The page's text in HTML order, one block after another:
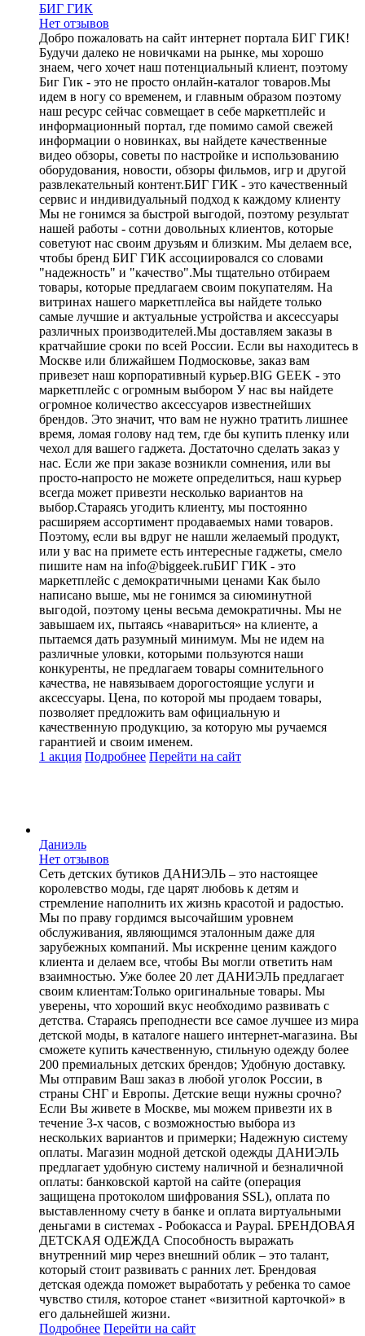
БИГ ГИК
Нет отзывов
Добро пожаловать на сайт интернет портала БИГ ГИК!
Будучи далеко не новичками на рынке, мы хорошо
знаем, чего хочет наш потенциальный клиент, поэтому
Биг Гик - это не просто онлайн-каталог товаров.Мы
идем в ногу со временем, и главным образом поэтому
наш ресурс сейчас совмещает в себе маркетплейс и
информационный портал, где помимо самой свежей
информации о новинках, вы найдете качественные
видео обзоры, советы по настройке и использованию
оборудования, новости, обзоры фильмов, игр и другой
развлекательный контент.БИГ ГИК - это качественный
сервис и индивидуальный подход к каждому клиенту
Мы не гонимся за быстрой выгодой, поэтому результат
нашей работы - сотни довольных клиентов, которые
советуют нас своим друзьям и близким. Мы делаем все,
чтобы бренд БИГ ГИК ассоциировался со словами
"надежность" и "качество".Мы тщательно отбираем
товары, которые предлагаем своим покупателям. На
витринах нашего маркетплейса вы найдете только
самые лучшие и актуальные устройства и аксессуары
различных производителей.Мы доставляем заказы в
кратчайшие сроки по всей России. Если вы находитесь в
Москве или ближайшем Подмосковье, заказ вам
привезет наш корпоративный курьер.BIG GEEK - это
маркетплейс с огромным выбором У нас вы найдете
огромное количество аксессуаров известнейших
брендов. Это значит, что вам не нужно тратить лишнее
время, ломая голову над тем, где бы купить пленку или
чехол для вашего гаджета. Достаточно сделать заказ у
нас. Если же при заказе возникли сомнения, или вы
просто-напросто не можете определиться, наш курьер
всегда может привезти несколько вариантов на
выбор.Стараясь угодить клиенту, мы постоянно
расширяем ассортимент продаваемых нами товаров.
Поэтому, если вы вдруг не нашли желаемый продукт,
или у вас на примете есть интересные гаджеты, смело
пишите нам на info@biggeek.ruБИГ ГИК - это
маркетплейс с демократичными ценами Как было
написано выше, мы не гонимся за сиюминутной
выгодой, поэтому цены весьма демократичны. Мы не
завышаем их, пытаясь «навариться» на клиенте, а
пытаемся дать разумный минимум. Мы не идем на
различные уловки, которыми пользуются наши
конкуренты, не предлагаем товары сомнительного
качества, не навязываем дорогостоящие услуги и
аксессуары. Цена, по которой мы продаем товары,
позволяет предложить вам официальную и
качественную продукцию, за которую мы ручаемся
гарантией и своим именем.
1 акция Подробнее Перейти на сайт
Даниэль
Нет отзывов
Сеть детских бутиков ДАНИЭЛЬ – это настоящее
королевство моды, где царят любовь к детям и
стремление наполнить их жизнь красотой и радостью.
Мы по праву гордимся высочайшим уровнем
обслуживания, являющимся эталонным даже для
зарубежных компаний. Мы искренне ценим каждого
клиента и делаем все, чтобы Вы могли ответить нам
взаимностью. Уже более 20 лет ДАНИЭЛЬ предлагает
своим клиентам:Только оригинальные товары. Мы
уверены, что хороший вкус необходимо развивать с
детства. Стараясь преподнести все самое лучшее из мира
детской моды, в каталоге нашего интернет-магазина. Вы
сможете купить качественную, стильную одежду более
200 премиальных детских брендов; Удобную доставку.
Мы отправим Ваш заказ в любой уголок России, в
страны СНГ и Европы. Детские вещи нужны срочно?
Если Вы живете в Москве, мы можем привезти их в
течение 3-х часов, с возможностью выбора из
нескольких вариантов и примерки; Надежную систему
оплаты. Магазин модной детской одежды ДАНИЭЛЬ
предлагает удобную систему наличной и безналичной
оплаты: банковской картой на сайте (операция
защищена протоколом шифрования SSL), оплата по
выставленному счету в банке и оплата виртуальными
деньгами в системах - Робокасса и Paypal. БРЕНДОВАЯ
ДЕТСКАЯ ОДЕЖДА Способность выражать
внутренний мир через внешний облик – это талант,
который стоит развивать с ранних лет. Брендовая
детская одежда поможет выработать у ребенка то самое
чувство стиля, которое станет «визитной карточкой» в
его дальнейшей жизни.
Подробнее Перейти на сайт